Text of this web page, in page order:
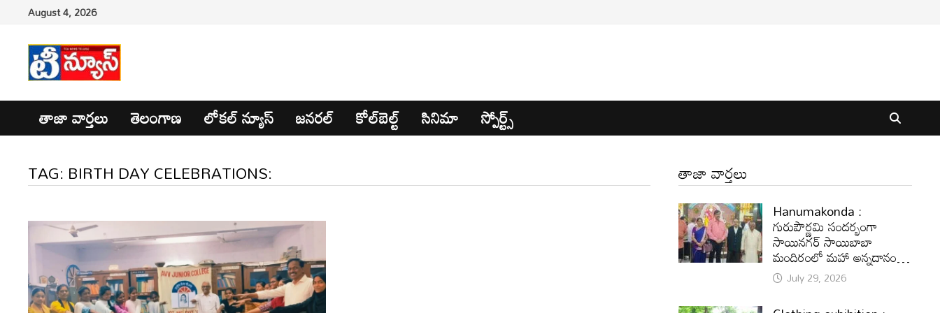
content
August 4, 2026
తాజా వార్తలు తెలంగాణ లోకల్ న్యూస్ జనరల్ కోల్‌బెల్ట్ సినిమా
స్పోర్ట్స్
TAG: BIRTH DAY CELEBRATIONS: తాజా వార్తలు
Hanumakonda :
గురుపౌర్ణమి సందర్భంగా
సాయినగర్‌ సాయిబాబా
మందిరంలో మహా అన్నదానం…
July 29, 2026